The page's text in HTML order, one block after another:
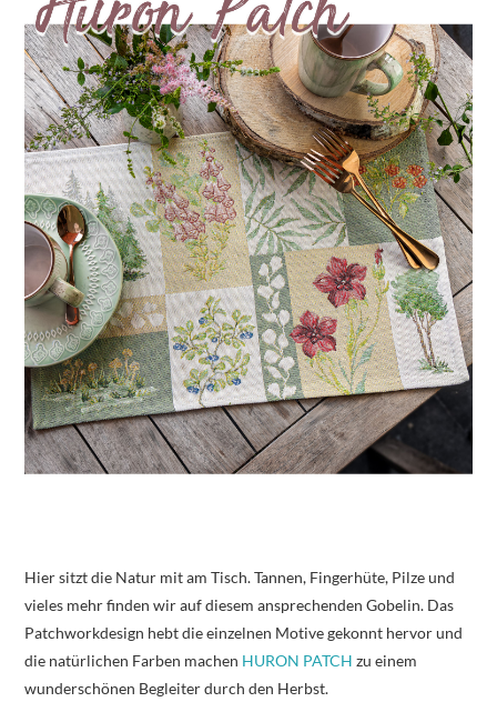
Hier sitzt die Natur mit am Tisch. Tannen, Fingerhüte, Pilze und
vieles mehr finden wir auf diesem ansprechenden Gobelin. Das
Patchworkdesign hebt die einzelnen Motive gekonnt hervor und
die natürlichen Farben machen HURON PATCH zu einem
wunderschönen Begleiter durch den Herbst.